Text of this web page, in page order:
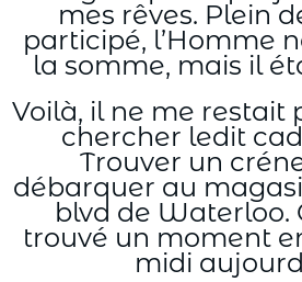
mes rêves. Plein
participé, l’Homme
la somme, mais il
Voilà, il ne me restait
chercher ledit
Trouver un
débarquer au
blvd de Waterloo.
trouvé un moment
midi